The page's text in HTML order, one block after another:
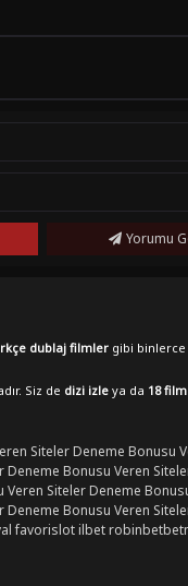
Yorumu
dublaj filmler gibi
Siz de dizi izle ya da 18
SitelerDeneme Bonusu
Deneme Bonusu Veren
Veren SitelerDeneme
Deneme Bonusu Veren
favorislotilbetrobinbet